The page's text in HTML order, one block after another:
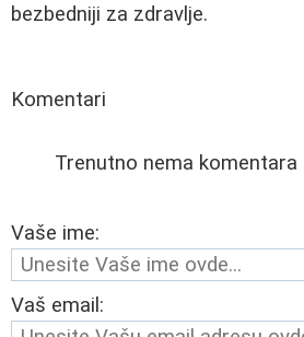
bezbedniji za zdravlje.
Komentari
Trenutno nema komentara
Vaše ime:
Vaš email: